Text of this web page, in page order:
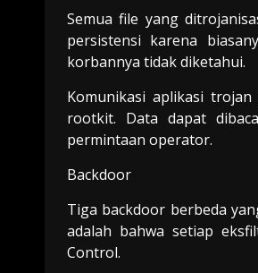
Semua file yang
persistensi karena
korbannya tidak diketahui.
Komunikasi aplikasi
rootkit. Data dapat
permintaan operator.
Backdoor
Tiga backdoor berbeda
adalah bahwa setiap
Control.